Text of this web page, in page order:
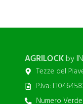
AGRILOCKby
Tezze del
P.Iva:
Numero